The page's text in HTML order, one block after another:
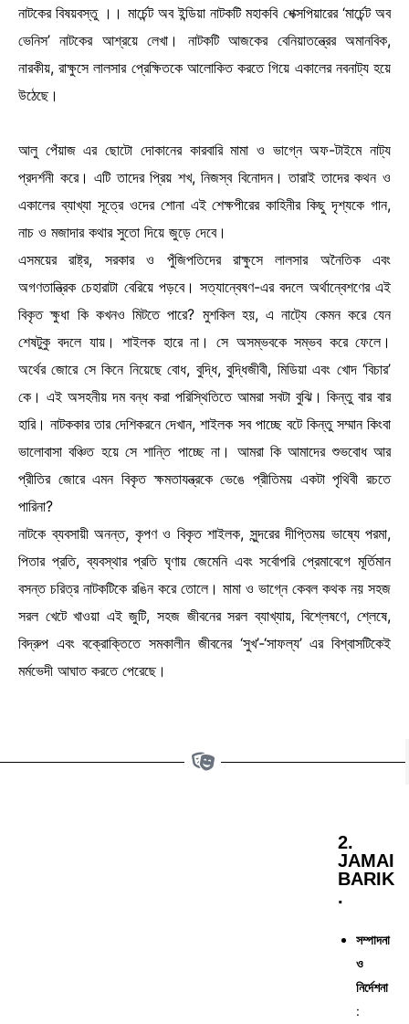
নাটকের বিষয়বস্তু ।। মার্চেন্ট অব ইন্ডিয়া নাটকটি মহাকবি শেক্সপিয়ারের ‘মার্চেন্ট অব
ভেনিস’ নাটকের আশ্রয়ে লেখা। নাটকটি আজকের বেনিয়াতন্ত্রের অমানবিক,
নারকীয়, রাক্ষুসে লালসার প্রেক্ষিতকে আলোকিত করতে গিয়ে একালের নবনাট্য হয়ে
উঠেছে।
আলু পেঁয়াজ এর ছোটো দোকানের কারবারি মামা ও ভাগ্নে অফ-টাইমে নাট্য
প্রদর্শনী করে। এটি তাদের প্রিয় শখ, নিজস্ব বিনোদন। তারাই তাদের কথন ও
একালের ব্যাখ্যা সূত্রে ওদের শোনা এই শেক্ষপীরের কাহিনীর কিছু দৃশ্যকে গান,
নাচ ও মজাদার কথার সুতো দিয়ে জুড়ে দেবে।
এসময়ের রাষ্ট্র, সরকার ও পুঁজিপতিদের রাক্ষুসে লালসার অনৈতিক এবং
অগণতান্ত্রিক চেহারাটা বেরিয়ে পড়বে। সত্যান্বেষণ-এর বদলে অর্থান্বেশণের এই
বিকৃত ক্ষুধা কি কখনও মিটতে পারে? মুশকিল হয়, এ নাট্যে কেমন করে যেন
শেষটুকু বদলে যায়। শাইলক হারে না। সে অসম্ভবকে সম্ভব করে ফেলে।
অর্থের জোরে সে কিনে নিয়েছে বোধ, বুদ্ধি, বুদ্ধিজীবী, মিডিয়া এবং খোদ ‘বিচার’
কে। এই অসহনীয় দম বন্ধ করা পরিস্থিতিতে আমরা সবটা বুঝি। কিন্তু বার বার
হারি। নাটককার তার দেশিকরনে দেখান, শাইলক সব পাচ্ছে বটে কিন্তু সম্মান কিংবা
ভালোবাসা বঞ্চিত হয়ে সে শান্তি পাচ্ছে না। আমরা কি আমাদের শুভবোধ আর
প্রীতির জোরে এমন বিকৃত ক্ষমতাযন্ত্রকে ভেঙে প্রীতিময় একটা পৃথিবী রচতে
পারিনা?
নাটকে ব্যবসায়ী অনন্ত, কৃপণ ও বিকৃত শাইলক, সুন্দরের দীপ্তিময় ভাষ্যে পরমা,
পিতার প্রতি, ব্যবস্থার প্রতি ঘৃণায় জেমেনি এবং সর্বোপরি প্রেমাবেগে মূর্তিমান
বসন্ত চরিত্র নাটকটিকে রঙিন করে তোলে। মামা ও ভাগ্নে কেবল কথক নয় সহজ
সরল খেটে খাওয়া এই জুটি, সহজ জীবনের সরল ব্যাখ্যায়, বিশ্লেষণে, শ্লেষে,
বিদ্রুপ এবং বক্রোক্তিতে সমকালীন জীবনের ‘সুখ’-‘সাফল্য’ এর বিশ্বাসটিকেই
মর্মভেদী আঘাত করতে পেরেছে।
2.
JAMAI
BARIK
.
সম্পাদনা
ও
নির্দেশনা
: